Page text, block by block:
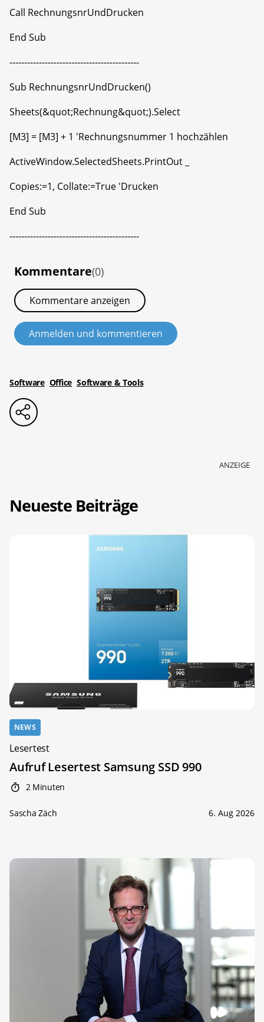
Call RechnungsnrUndDrucken
End Sub
--------------------------------------------
Sub RechnungsnrUndDrucken()
Sheets(&quot;Rechnung&quot;).Select
[M3] = [M3] + 1 'Rechnungsnummer 1 hochzählen
ActiveWindow.SelectedSheets.PrintOut _
Copies:=1, Collate:=True 'Drucken
End Sub
--------------------------------------------
Kommentare(0)
Kommentare anzeigen
Anmelden und kommentieren
Software Office Software & Tools
ANZEIGE
Neueste Beiträge
NEWS
Lesertest
Aufruf Lesertest Samsung SSD 990
2 Minuten
Sascha Zäch 6. Aug 2026